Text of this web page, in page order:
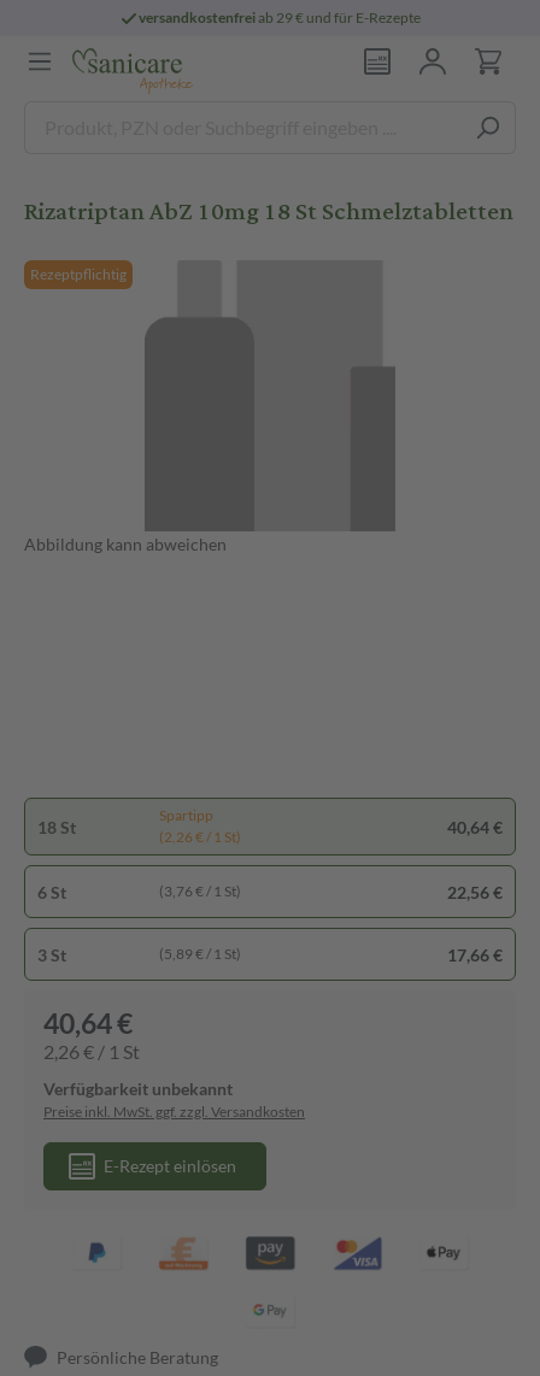
versandkostenfreiab 29 € und für E-Rezepte
Rizatriptan AbZ 10mg 18 St Schmelztabletten
Rezeptpflichtig
Abbildung kann abweichen
18 St
Spartipp
(2,26 € / 1 St)
40,64 €
6 St (3,76 € / 1 St) 22,56 €
3 St (5,89 € / 1 St) 17,66 €
40,64 €
2,26 € / 1 St
Verfügbarkeit unbekannt
Preise inkl. MwSt. ggf. zzgl. Versandkosten
E-Rezept einlösen
Persönliche Beratung